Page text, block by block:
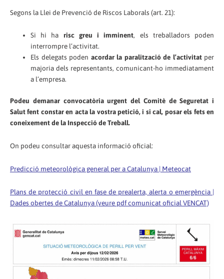
Segons la Llei de Prevenció de Riscos Laborals (art. 21):
Si hi ha risc greu i imminent, els treballadors poden
interrompre l’activitat.
Els delegats poden acordar la paralització de l’activitatper
majoria dels representants, comunicant-ho immediatament
a l’empresa.
Podeu demanar convocatòria urgent del Comitè de Seguretat i
Salut fent constar en acta la vostra petició, i si cal, posar els fets en
coneixement de la Inspecció de Treball.
On podeu consultar aquesta informació oficial:
Predicció meteorològica general per a Catalunya | Meteocat
Plans de protecció civil en fase de prealerta, alerta o emergència |
Dades obertes de Catalunya (veure pdf comunicat oficial VENCAT)